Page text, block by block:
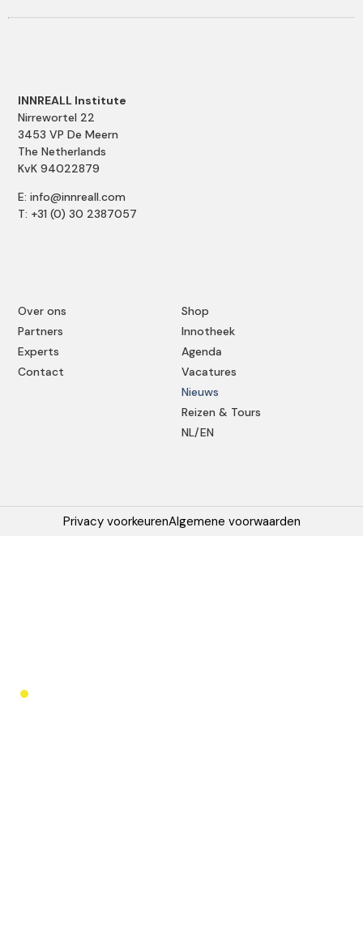
Shop
Innotheek
Agenda
Vacatures
Nieuws
Reizen & Tours
NL/EN
Over ons
Partners
Experts
Contact
INNREALL Institute
Nirrewortel 22
3453 VP De Meern
The Netherlands
KvK 94022879
E: info@innreall.com
T: +31 (0) 30 2387057
Privacy voorkeurenAlgemene voorwaarden